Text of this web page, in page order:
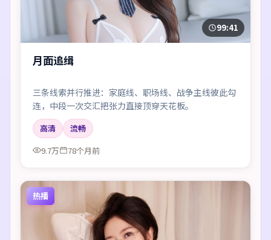
99:41
月面追缉
三条线索并行推进：家庭线、职场线、战争主线彼此勾
连，中段一次交汇把张力直接顶穿天花板。
高清
流畅
9.7万
78个月前
热播